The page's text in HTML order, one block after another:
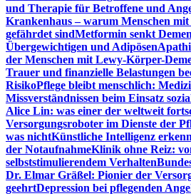
und Therapie für Betroffene und
Krankenhaus – warum Menschen mit
gefährdet sindMetformin senkt
Übergewichtigen und Adipösen
der Menschen mit Lewy-Körper-
Trauer und finanzielle Belastungen
RisikoPflege bleibt menschlich:
Missverständnissen beim Einsatz
Alice Lin: was einer der weltweit
Versorgungsroboter im Dienste der
was nichtKünstliche Intelligenz
der NotaufnahmeKlinik ohne Reiz:
selbststimulierendem Verhalten
Dr. Elmar Gräßel: Pionier der
geehrtDepression bei pflegenden